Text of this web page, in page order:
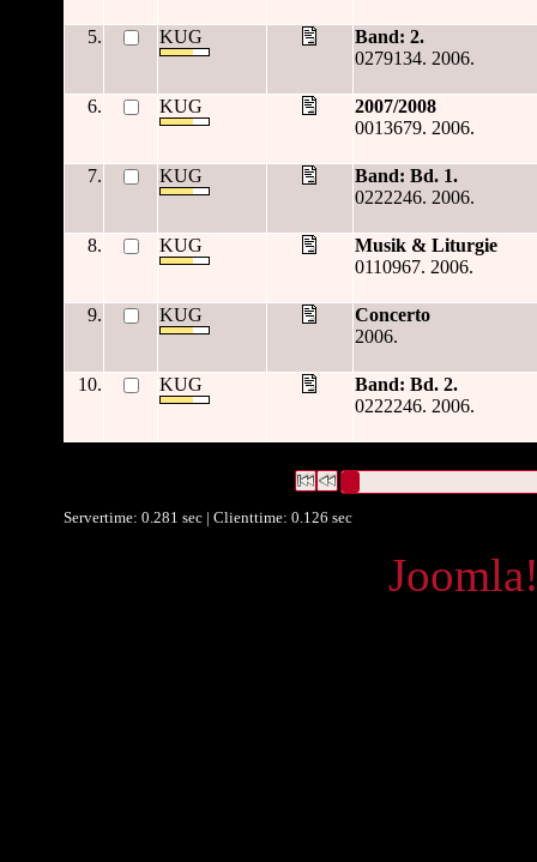
5. KUG
Band: 2.
0279134. 2006.
6. KUG
2007/2008
0013679. 2006.
7. KUG
Band: Bd. 1.
0222246. 2006.
8. KUG
Musik & Liturgie
0110967. 2006.
9. KUG
Concerto
2006.
10. KUG
Band: Bd. 2.
0222246. 2006.
Servertime: 0.281 sec | Clienttime: 0.126 sec